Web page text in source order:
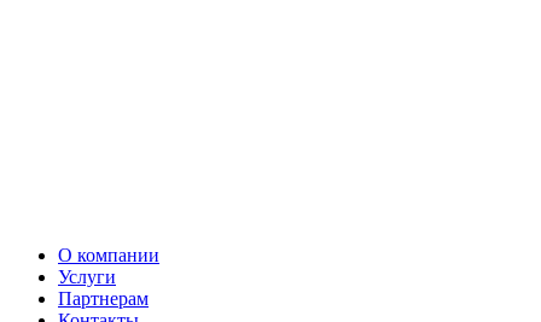
О компании
Услуги
Партнерам